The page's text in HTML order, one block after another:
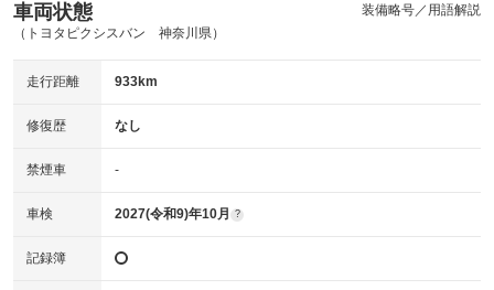
車両状態
（トヨタピクシスバン 神奈川県）
装備略号／用語解説
走行距離 933km
修復歴 なし
禁煙車 -
車検 2027(令和9)年10月 ?
記録簿